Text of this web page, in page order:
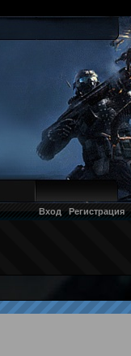
Вход Регистрация